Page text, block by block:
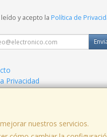
nuestros servicios.
leído y acepto la Política de
Privacidad
de Compra